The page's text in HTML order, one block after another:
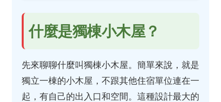
什麼是獨棟小木屋？
先來聊聊什麼叫獨棟小木屋。簡單來說，就是
獨立一棟的小木屋，不跟其他住宿單位連在一
起，有自己的出入口和空間。這種設計最大的